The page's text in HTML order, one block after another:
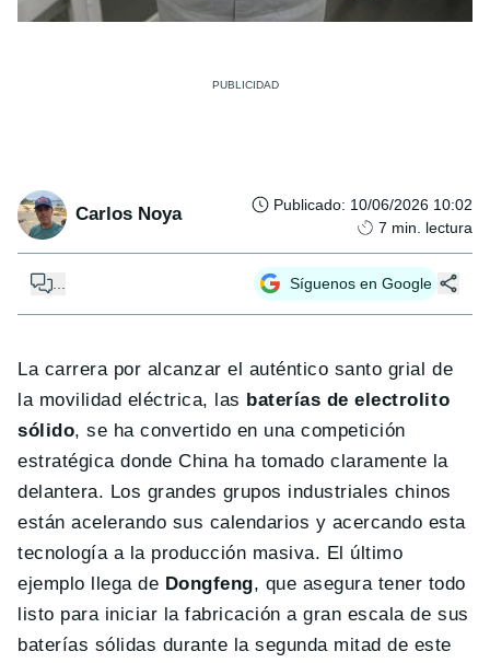
Carlos Noya Publicado: 10/06/2026 10:02
7 min. lectura
Síguenos en Google
La carrera por alcanzar el auténtico santo grial de
la movilidad eléctrica, las baterías de electrolito
sólido, se ha convertido en una competición
estratégica donde China ha tomado claramente la
delantera. Los grandes grupos industriales chinos
están acelerando sus calendarios y acercando esta
tecnología a la producción masiva. El último
ejemplo llega de Dongfeng, que asegura tener todo
listo para iniciar la fabricación a gran escala de sus
baterías sólidas durante la segunda mitad de este